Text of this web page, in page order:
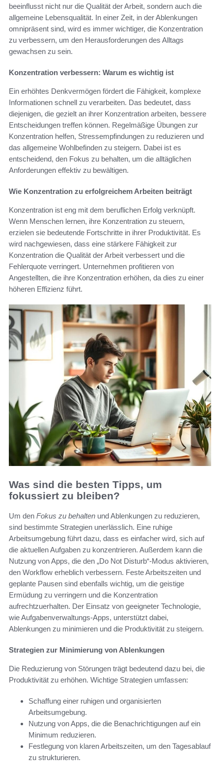
beeinflusst nicht nur die Qualität der Arbeit, sondern auch die
allgemeine Lebensqualität. In einer Zeit, in der Ablenkungen
omnipräsent sind, wird es immer wichtiger, die Konzentration
zu verbessern, um den Herausforderungen des Alltags
gewachsen zu sein.
Konzentration verbessern: Warum es wichtig ist
Ein erhöhtes Denkvermögen fördert die Fähigkeit, komplexe
Informationen schnell zu verarbeiten. Das bedeutet, dass
diejenigen, die gezielt an ihrer Konzentration arbeiten, bessere
Entscheidungen treffen können. Regelmäßige Übungen zur
Konzentration helfen, Stressempfindungen zu reduzieren und
das allgemeine Wohlbefinden zu steigern. Dabei ist es
entscheidend, den Fokus zu behalten, um die alltäglichen
Anforderungen effektiv zu bewältigen.
Wie Konzentration zu erfolgreichem Arbeiten beiträgt
Konzentration ist eng mit dem beruflichen Erfolg verknüpft.
Wenn Menschen lernen, ihre Konzentration zu steuern,
erzielen sie bedeutende Fortschritte in ihrer Produktivität. Es
wird nachgewiesen, dass eine stärkere Fähigkeit zur
Konzentration die Qualität der Arbeit verbessert und die
Fehlerquote verringert. Unternehmen profitieren von
Angestellten, die ihre Konzentration erhöhen, da dies zu einer
höheren Effizienz führt.
Was sind die besten Tipps, um
fokussiert zu bleiben?
Um den Fokus zu behalten und Ablenkungen zu reduzieren,
sind bestimmte Strategien unerlässlich. Eine ruhige
Arbeitsumgebung führt dazu, dass es einfacher wird, sich auf
die aktuellen Aufgaben zu konzentrieren. Außerdem kann die
Nutzung von Apps, die den „Do Not Disturb“-Modus aktivieren,
den Workflow erheblich verbessern. Feste Arbeitszeiten und
geplante Pausen sind ebenfalls wichtig, um die geistige
Ermüdung zu verringern und die Konzentration
aufrechtzuerhalten. Der Einsatz von geeigneter Technologie,
wie Aufgabenverwaltungs-Apps, unterstützt dabei,
Ablenkungen zu minimieren und die Produktivität zu steigern.
Strategien zur Minimierung von Ablenkungen
Die Reduzierung von Störungen trägt bedeutend dazu bei, die
Produktivität zu erhöhen. Wichtige Strategien umfassen:
Schaffung einer ruhigen und organisierten
Arbeitsumgebung.
Nutzung von Apps, die die Benachrichtigungen auf ein
Minimum reduzieren.
Festlegung von klaren Arbeitszeiten, um den Tagesablauf
zu strukturieren.